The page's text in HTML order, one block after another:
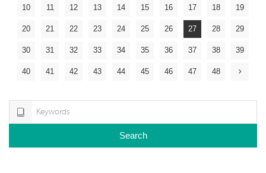
10 11 12 13 14 15 16 17 18 19
20 21 22 23 24 25 26 27 28 29
30 31 32 33 34 35 36 37 38 39
40 41 42 43 44 45 46 47 48
Search